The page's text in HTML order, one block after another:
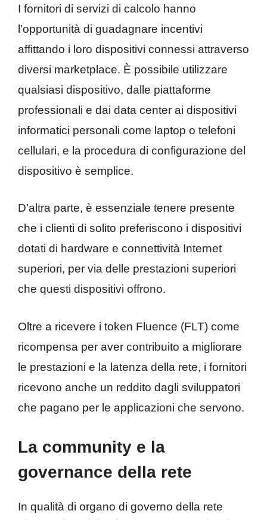
I fornitori di servizi di calcolo hanno
l’opportunità di guadagnare incentivi
affittando i loro dispositivi connessi attraverso
diversi marketplace. È possibile utilizzare
qualsiasi dispositivo, dalle piattaforme
professionali e dai data center ai dispositivi
informatici personali come laptop o telefoni
cellulari, e la procedura di configurazione del
dispositivo è semplice.
D’altra parte, è essenziale tenere presente
che i clienti di solito preferiscono i dispositivi
dotati di hardware e connettività Internet
superiori, per via delle prestazioni superiori
che questi dispositivi offrono.
Oltre a ricevere i token Fluence (FLT) come
ricompensa per aver contribuito a migliorare
le prestazioni e la latenza della rete, i fornitori
ricevono anche un reddito dagli sviluppatori
che pagano per le applicazioni che servono.
La community e la
governance della rete
In qualità di organo di governo della rete